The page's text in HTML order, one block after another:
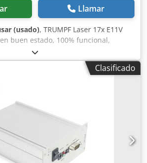
Llamar
(usado), TRUMPF Laser 17x E11V
buen estado, 100% funcional,
según fotos Crjdpfey Ntb Hox Ad Sjf
Clasificado